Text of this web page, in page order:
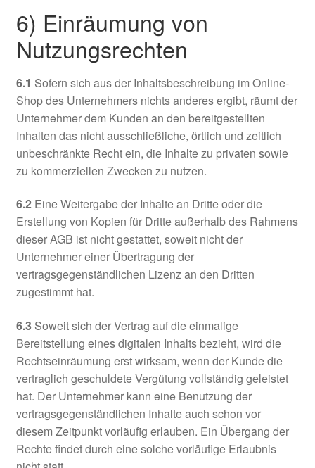
6) Einräumung von
Nutzungsrechten
6.1 Sofern sich aus der Inhaltsbeschreibung im Online-
Shop des Unternehmers nichts anderes ergibt, räumt der
Unternehmer dem Kunden an den bereitgestellten
Inhalten das nicht ausschließliche, örtlich und zeitlich
unbeschränkte Recht ein, die Inhalte zu privaten sowie
zu kommerziellen Zwecken zu nutzen.
6.2Eine Weitergabe der Inhalte an Dritte oder die
Erstellung von Kopien für Dritte außerhalb des Rahmens
dieser AGB ist nicht gestattet, soweit nicht der
Unternehmer einer Übertragung der
vertragsgegenständlichen Lizenz an den Dritten
zugestimmt hat.
6.3Soweit sich der Vertrag auf die einmalige
Bereitstellung eines digitalen Inhalts bezieht, wird die
Rechtseinräumung erst wirksam, wenn der Kunde die
vertraglich geschuldete Vergütung vollständig geleistet
hat. Der Unternehmer kann eine Benutzung der
vertragsgegenständlichen Inhalte auch schon vor
diesem Zeitpunkt vorläufig erlauben. Ein Übergang der
Rechte findet durch eine solche vorläufige Erlaubnis